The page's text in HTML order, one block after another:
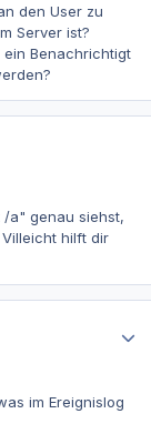
den User zu
Server ist?
Benachrichtigt
/a" genau siehst,
hilft dir
im Ereignislog